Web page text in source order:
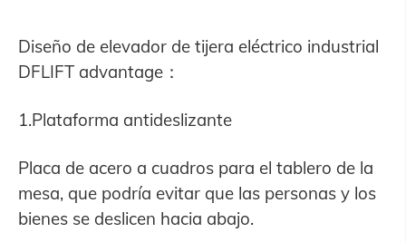
Diseño de elevador de tijera eléctrico industrial
DFLIFT advantage：
1.Plataforma antideslizante
Placa de acero a cuadros para el tablero de la
mesa, que podría evitar que las personas y los
bienes se deslicen hacia abajo.